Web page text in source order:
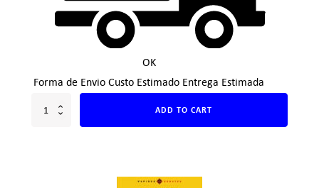
OK
Forma de Envio Custo Estimado Entrega Estimada
ADD TO CART